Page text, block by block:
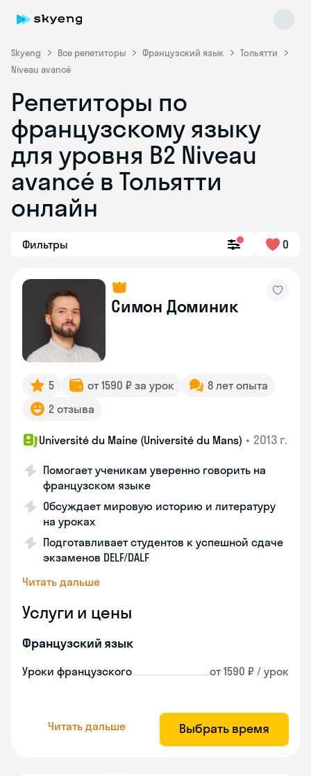
Skyeng Все репетиторы Французский язык
Тольятти
Niveau avancé
Репетиторы по
французскому языку
для уровня B2 Niveau
avancé в Тольятти
онлайн
Фильтры 0
Симон Доминик
5 от 1590 ₽ за урок
8 лет опыта
2 отзыва
Université du Maine (Université du Mans) • 2013 г.
Помогает ученикам уверенно говорить на
французском языке
Обсуждает мировую историю и литературу
на уроках
Подготавливает студентов к успешной сдаче
экзаменов DELF/DALF
Читать дальше
Услуги и цены
Французский язык
Уроки французского от 1590 ₽ / урок
Читать дальше Выбрать время
Skyeng Chat